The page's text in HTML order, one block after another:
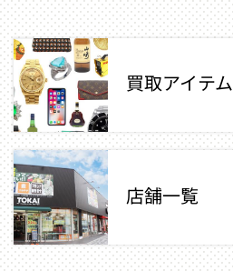
買取アイテム
店舗一覧